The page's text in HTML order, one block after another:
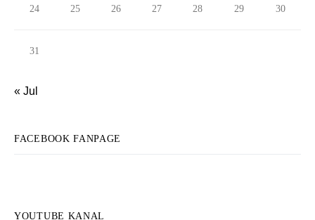
24 25 26 27 28 29 30
31
« Jul
FACEBOOK FANPAGE
YOUTUBE KANAL